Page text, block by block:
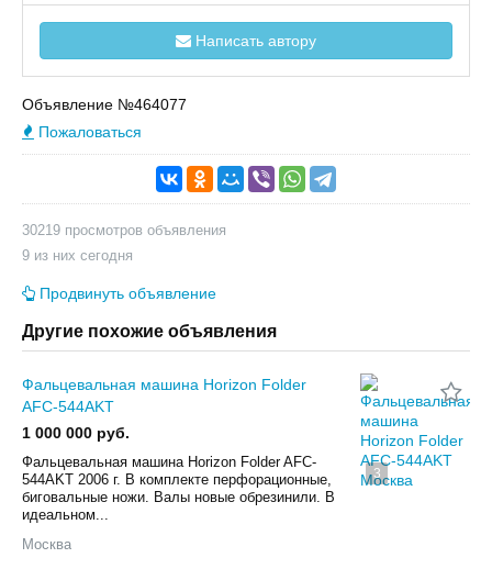
Написать автору
Объявление №464077
Пожаловаться
30219 просмотров объявления
9 из них сегодня
Продвинуть объявление
Другие похожие объявления
3
Фальцевальная машина Horizon Folder
AFC-544AKT
1 000 000 руб.
Фальцевальная машина Horizon Folder AFC-
544AKT 2006 г. В комплекте перфорационные,
биговальные ножи. Валы новые обрезинили. В
идеальном...
Москва